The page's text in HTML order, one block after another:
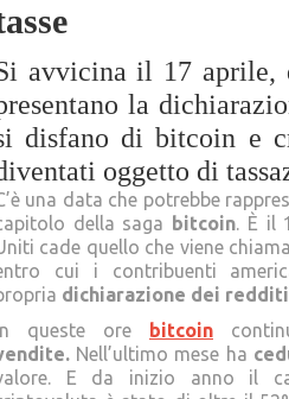
avvicina il 17 aprile,
la
disfano di bitcoin e
oggetto di
una data che potrebbe
della saga bitcoin. È il
cade quello che viene
cui i contribuenti
dichiarazione dei redditi
queste ore bitcoin
Nell’ultimo mese ha
E da inizio anno il